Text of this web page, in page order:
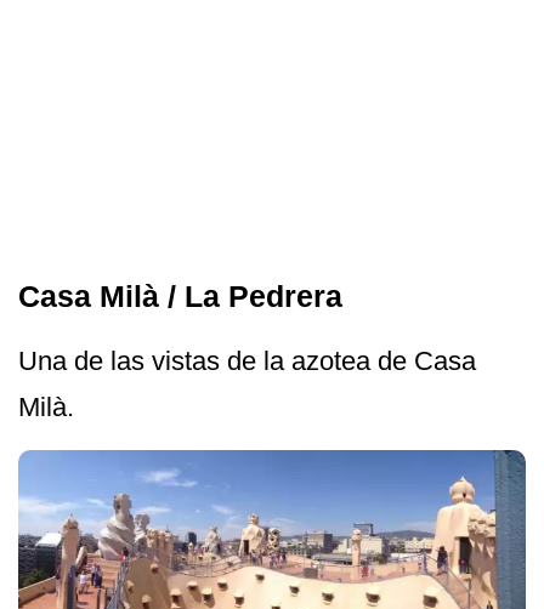
Casa Milà / La Pedrera
Una de las vistas de la azotea de Casa
Milà.